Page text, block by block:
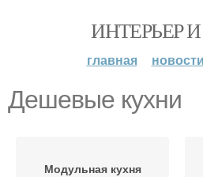
ИНТЕРЬЕР
главная новости
Дешевые кухни
Модульная кухня